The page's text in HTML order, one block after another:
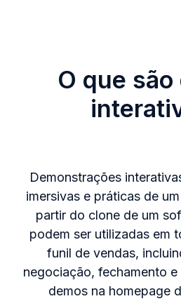
O que
Demonstrações
imersivas e práticas de
partir do clone de um
podem ser utilizadas em
funil de vendas,
negociação, fechamento e
demos na homepage